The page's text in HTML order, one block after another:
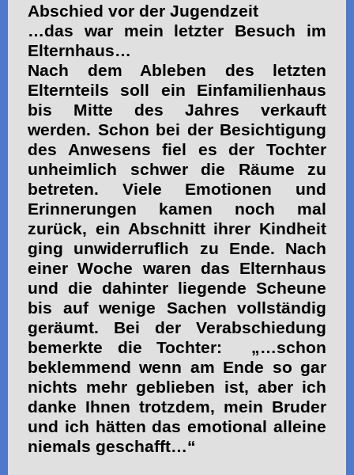
Abschied vor der Jugendzeit
…das war mein letzter Besuch im
Elternhaus…
Nach dem Ableben des letzten
Elternteils soll ein Einfamilienhaus
bis Mitte des Jahres verkauft
werden. Schon bei der Besichtigung
des Anwesens fiel es der Tochter
unheimlich schwer die Räume zu
betreten. Viele Emotionen und
Erinnerungen kamen noch mal
zurück, ein Abschnitt ihrer Kindheit
ging unwiderruflich zu Ende. Nach
einer Woche waren das Elternhaus
und die dahinter liegende Scheune
bis auf wenige Sachen vollständig
geräumt. Bei der Verabschiedung
bemerkte die Tochter: „…schon
beklemmend wenn am Ende so gar
nichts mehr geblieben ist, aber ich
danke Ihnen trotzdem, mein Bruder
und ich hätten das emotional alleine
niemals geschafft…“